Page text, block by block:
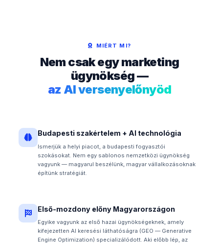
MIÉRT MI?
Nem csak egy marketing
ügynökség —
az AI versenyelőnyöd
Budapesti szakértelem + AI technológia
Ismerjük a helyi piacot, a budapesti fogyasztói
szokásokat. Nem egy sablonos nemzetközi ügynökség
vagyunk — magyarul beszélünk, magyar vállalkozásoknak
építünk stratégiát.
Első-mozdony előny Magyarországon
Egyike vagyunk az első hazai ügynökségeknek, amely
kifejezetten AI keresési láthatóságra (GEO — Generative
Engine Optimization) specializálódott. Aki előbb lép, az